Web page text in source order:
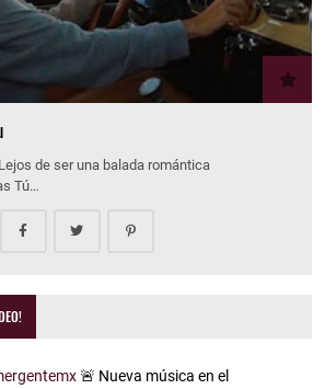
de ser una balada romántica
Tú…
🚨 Nueva música en el